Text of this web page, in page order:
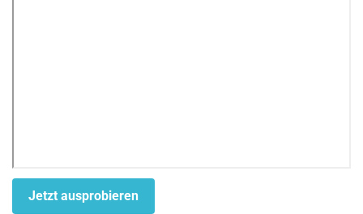
Jetzt ausprobieren